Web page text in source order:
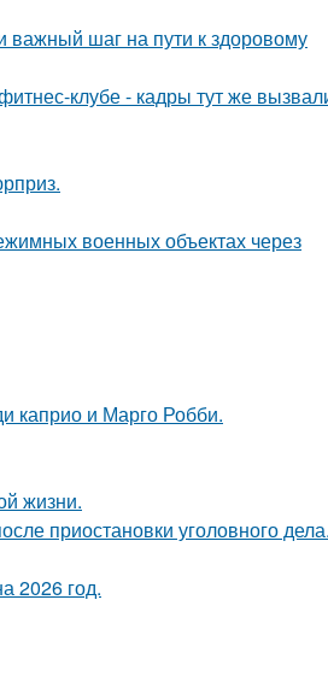
важный шаг на пути к здоровому
клубе - кадры тут же
военных объектах через
каприо и Марго Робби.
жизни.
приостановки уголовного дела.
2026 год.